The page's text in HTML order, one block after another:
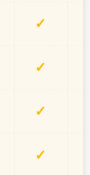
✓
✓
✓
✓